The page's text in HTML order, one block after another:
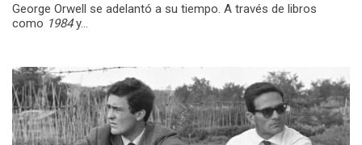
George Orwell se adelantó a su tiempo. A través de libros
como 1984y...